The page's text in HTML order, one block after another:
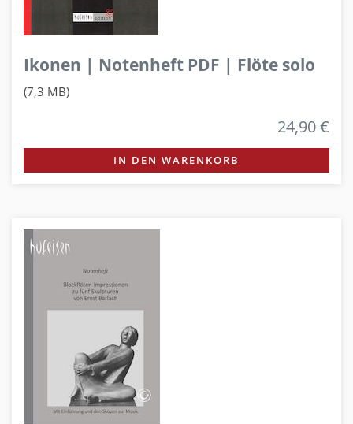
Ikonen | Notenheft PDF | Flöte solo
(7,3 MB)
24,90 €
IN DEN WARENKORB